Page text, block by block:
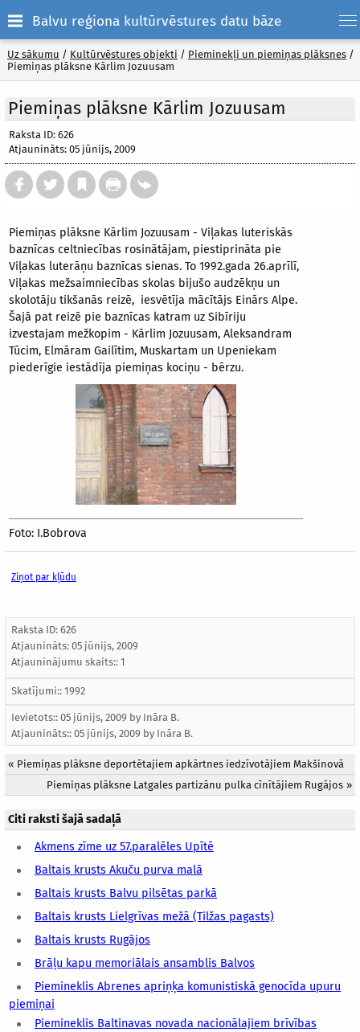
Balvu reģiona kultūrvēstures datu bāze
Uz sākumu / Kultūrvēstures objekti / Pieminekļi un piemiņas plāksnes /
Piemiņas plāksne Kārlim Jozuusam
Piemiņas plāksne Kārlim Jozuusam
Raksta ID: 626
Atjaunināts: 05 jūnijs, 2009
Piemiņas plāksne Kārlim Jozuusam - Viļakas luteriskās
baznīcas celtniecības rosinātājam, piestiprināta pie
Viļakas luterāņu baznīcas sienas. To 1992.gada 26.aprīlī,
Viļakas mežsaimniecības skolas bijušo audzēkņu un
skolotāju tikšanās reizē, iesvētīja mācītājs Einārs Alpe.
Šajā pat reizē pie baznīcas katram uz Sibīriju
izvestajam mežkopim - Kārlim Jozuusam, Aleksandram
Tūcim, Elmāram Gailītim, Muskartam un Upeniekam
piederīgie iestādīja piemiņas kociņu - bērzu.
Foto: I.Bobrova
Ziņot par kļūdu
Raksta ID: 626
Atjaunināts: 05 jūnijs, 2009
Atjauninājumu skaits:: 1
Skatījumi:: 1992
Ievietots:: 05 jūnijs, 2009 by Ināra B.
Atjaunināts:: 05 jūnijs, 2009 by Ināra B.
« Piemiņas plāksne deportētajiem apkārtnes iedzīvotājiem Makšinovā
Piemiņas plāksne Latgales partizānu pulka cīnītājiem Rugājos »
Citi raksti šajā sadaļā
Akmens zīme uz 57.paralēles Upītē
Baltais krusts Akuču purva malā
Baltais krusts Balvu pilsētas parkā
Baltais krusts Lielgrīvas mežā (Tilžas pagasts)
Baltais krusts Rugājos
Brāļu kapu memoriālais ansamblis Balvos
Piemineklis Abrenes apriņķa komunistiskā genocīda upuru
piemiņai
Piemineklis Baltinavas novada nacionālajiem brīvības